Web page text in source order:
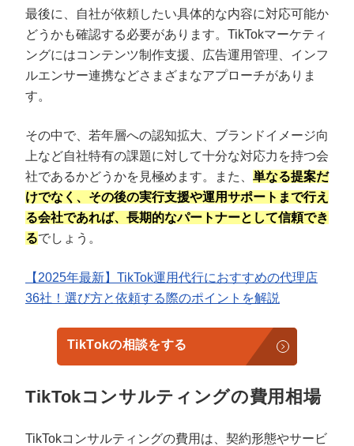
最後に、自社が依頼したい具体的な内容に対応可能か
どうかも確認する必要があります。TikTokマーケティ
ングにはコンテンツ制作支援、広告運用管理、インフ
ルエンサー連携などさまざまなアプローチがありま
す。
その中で、若年層への認知拡大、ブランドイメージ向
上など自社特有の課題に対して十分な対応力を持つ会
社であるかどうかを見極めます。また、 単なる提案だ
けでなく、その後の実行支援や運用サポートまで行え
る会社であれば、長期的なパートナーとして信頼でき
るでしょう。
【2025年最新】TikTok運用代行におすすめの代理店
36社！選び方と依頼する際のポイントを解説
TikTokの相談をする
TikTokコンサルティングの費用相場
TikTokコンサルティングの費用は、契約形態やサービ